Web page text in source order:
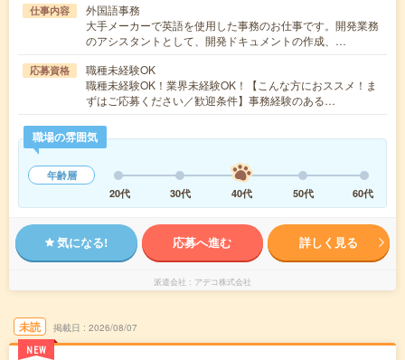
仕事内容
外国語事務
大手メーカーで英語を使用した事務のお仕事です。開発業務
のアシスタントとして、開発ドキュメントの作成、…
応募資格
職種未経験OK
職種未経験OK！業界未経験OK！【こんな方におススメ！ま
ずはご応募ください／歓迎条件】事務経験のある…
職場の雰囲気
年齢層
20代
30代 40代 50代 60代
気になる! 応募へ進む 詳しく見る
派遣会社 アデコ株式会社
未読
NEW
掲載日 2026/08/07